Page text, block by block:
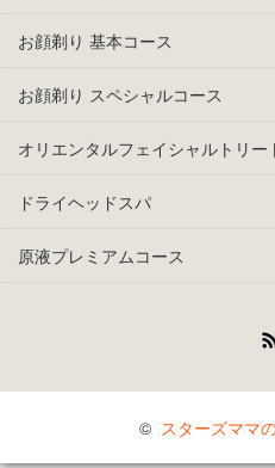
お顔剃り 基本コース
お顔剃り スペシャルコース
オリエンタルフェイシャルトリー
ドライヘッドスパ
原液プレミアムコース
© スターズママ